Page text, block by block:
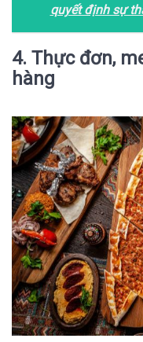
quyết định sự
4. Thực đơn,
hàng